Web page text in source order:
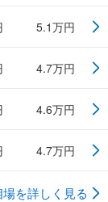
5.1万円
4.7万円
4.6万円
4.7万円
を詳しく見る